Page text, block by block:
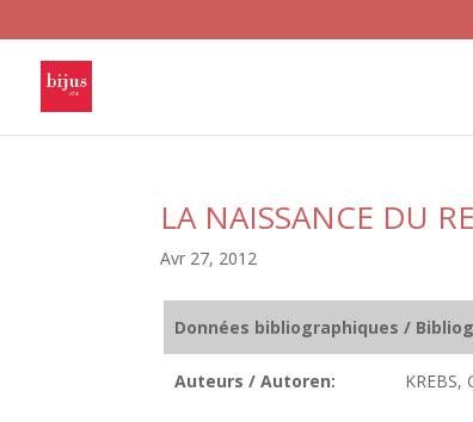
LA NAISSANCE DU
Avr 27, 2012
Données bibliographiques /
Auteurs / Autoren: KREBS,